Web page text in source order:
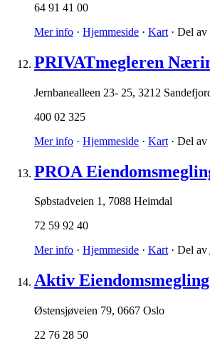
64 91 41 00
Mer info · Hjemmeside · Kart · Del av
PRIVATmegleren
Jernbanealleen 23- 25, 3212
400 02 325
Mer info · Hjemmeside · Kart · Del av
PROA
Søbstadveien 1, 7088 Heimdal
72 59 92 40
Mer info · Hjemmeside · Kart· Del av
Aktiv
Østensjøveien 79, 0667 Oslo
22 76 28 50